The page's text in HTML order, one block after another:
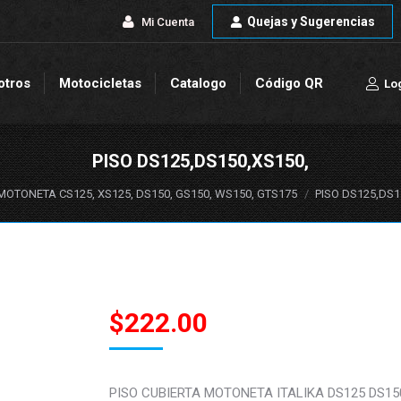
Mi Cuenta Quejas y Sugerencias
Motocicletas Catalogo Código QR
PISO DS125,DS150,XS150,
CS125, XS125, DS150, GS150, WS150, GTS175 PISO
$222.00
PISO CUBIERTA MOTONETA ITALIKA DS125
Mi Cuenta Quejas y Sugerencias
Motocicletas Catalogo Código QR